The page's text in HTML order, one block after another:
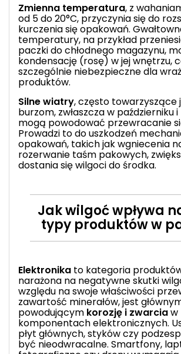
Zmienna temperatura, z
od 5 do 20°C, przyczynia się do
kurczenia się opakowań.
temperatury, na przykład
paczki do chłodnego magazynu,
kondensację (rosę) w jej wnętrzu,
szczególnie niebezpieczne dla
produktów.
Silne wiatry, często towarzyszące
burzom, zwłaszcza w październiku
mogą powodować przewracanie
Prowadzi to do uszkodzeń
opakowań, takich jak wgniecenia
rozerwanie taśm pakowych,
dostania się wilgoci do środka.
Jak wilgoć wpływa
typy produktów w
Elektronika to kategoria
narażona na negatywne skutki
względu na swoje właściwości
zawartość minerałów, jest
powodującym korozję i zwarciaw
komponentach elektronicznych.
płyt głównych, styków czy
być nieodwracalne. Smartfony,